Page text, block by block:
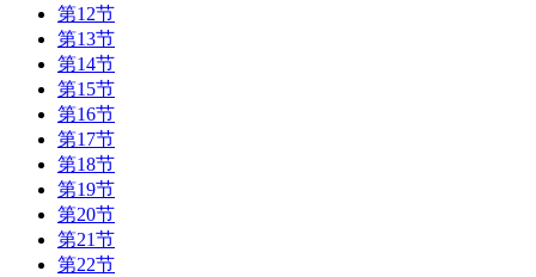
第12节
第13节
第14节
第15节
第16节
第17节
第18节
第19节
第20节
第21节
第22节